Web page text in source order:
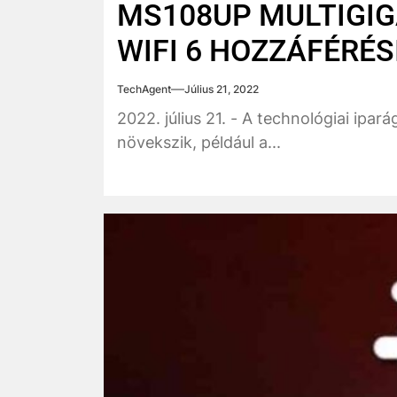
MS108UP
WIFI 6
TechAgent Július 21, 2022
2022. július 21. - A technológiai
növekszik, például a...